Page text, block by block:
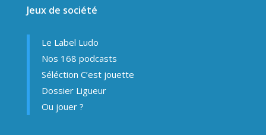
Jeux de société
Le Label Ludo
Nos 168 podcasts
Séléction C’est jouette
Dossier Ligueur
Ou jouer ?